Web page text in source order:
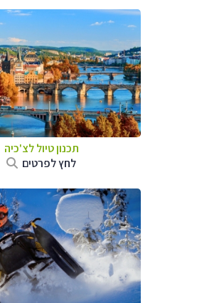
תכנון טיול לצ'כיה
לחץ לפרטים